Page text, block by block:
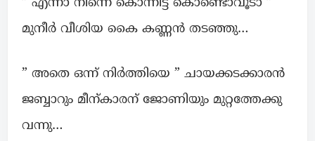
” എന്നാ നിന്നെ കൊന്നിട്ട് കൊണ്ടൊവൂടാ ”
മുനീർ വീശിയ കൈ കണ്ണൻ തടഞ്ഞു…
” അതെ ഒന്ന് നിർത്തിയെ ” ചായക്കടക്കാരൻ
ജബ്ബാറും മീന്കാരന് ജോണിയും മുറ്റത്തേക്കു
വന്നു…